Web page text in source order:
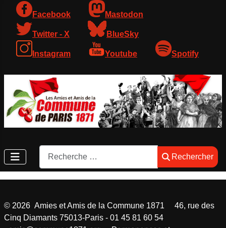
Facebook Mastodon
Twitter - X BlueSky
Instagram Youtube Spotify
Rechercher
Rechercher
© 2026 Amies et Amis de la Commune 1871 46, rue des
Cinq Diamants 75013-Paris - 01 45 81 60 54